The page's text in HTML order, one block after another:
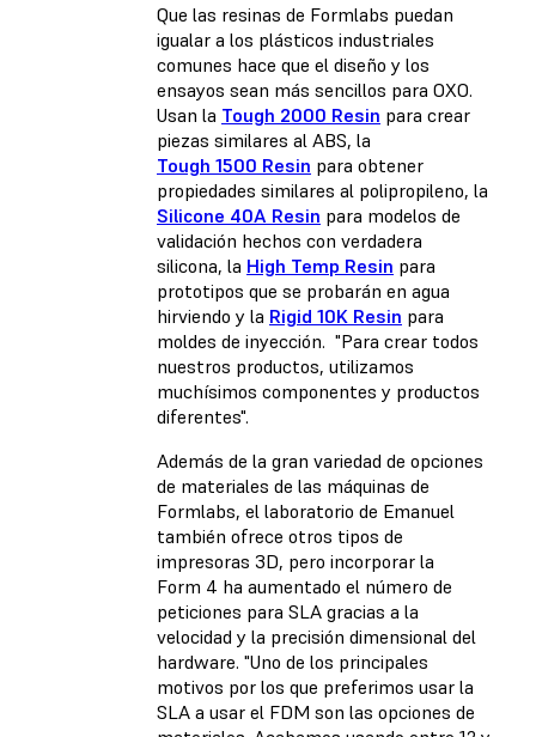
Que las resinas de Formlabs puedan
igualar a los plásticos industriales
comunes hace que el diseño y los
ensayos sean más sencillos para OXO.
Usan la Tough 2000 Resin para crear
piezas similares al ABS, la
Tough 1500 Resin para obtener
propiedades similares al polipropileno, la
Silicone 40A Resin para modelos de
validación hechos con verdadera
silicona, la High Temp Resin para
prototipos que se probarán en agua
hirviendo y la Rigid 10K Resin para
moldes de inyección. "Para crear todos
nuestros productos, utilizamos
muchísimos componentes y productos
diferentes".
Además de la gran variedad de opciones
de materiales de las máquinas de
Formlabs, el laboratorio de Emanuel
también ofrece otros tipos de
impresoras 3D, pero incorporar la
Form 4 ha aumentado el número de
peticiones para SLA gracias a la
velocidad y la precisión dimensional del
hardware. "Uno de los principales
motivos por los que preferimos usar la
SLA a usar el FDM son las opciones de